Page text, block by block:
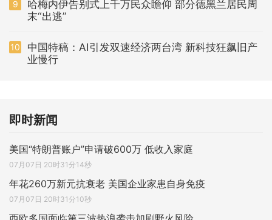
9
哈梅内伊告别式上千万民众瞻仰 部分德黑兰居民周
末“出逃”
10
中国特稿：AI引发双速经济两台湾 新科技狂飙旧产
业慢行
即时新闻
美国“特朗普账户”申请破600万 低收入家庭
07月07日 20时31分14秒
年花260万新元抗衰老 美国企业家患自身免疫
07月07日 20时31分10秒